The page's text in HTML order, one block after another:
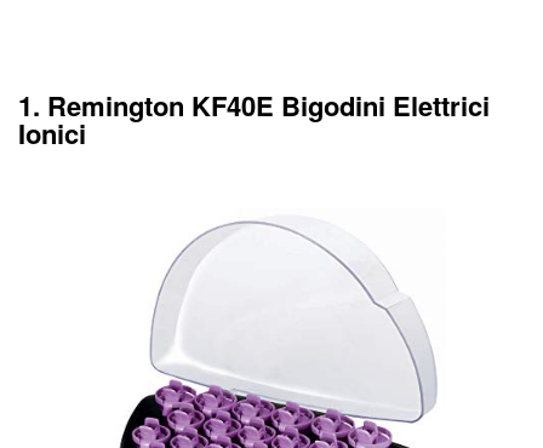
1. Remington KF40E Bigodini Elettrici
Ionici